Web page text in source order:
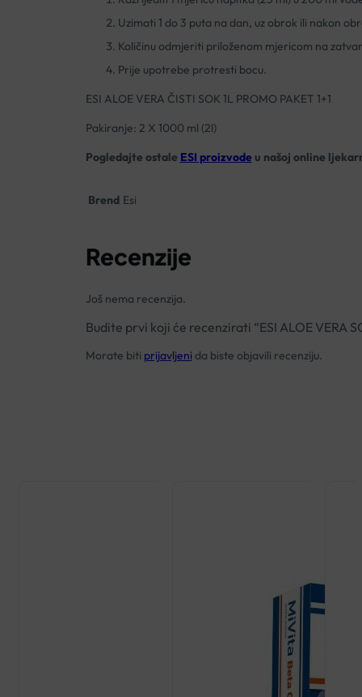
Uzimati 1 do 3 puta na dan, uz obrok ili nakon
Količinu odmjeriti priloženom mjericom na
Prije upotrebe protresti bocu.
ESI ALOE VERA ČISTI SOK 1L PROMO PAKET 1+1
Pakiranje: 2 X 1000 ml (2l)
Pogledajte ostale ESI proizvodeu našoj online
Brend Esi
Recenzije
Još nema recenzija.
Budite prvi koji će recenzirati “ESI ALOE VERA
Morate biti prijavljeni da biste objavili recenziju.